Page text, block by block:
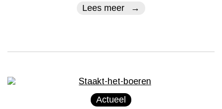
Lees meer
Actueel